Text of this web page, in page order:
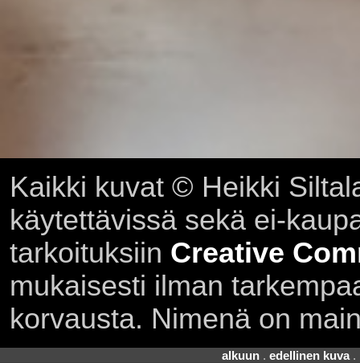
Kaikki kuvat © Heikki
käytettävissä sekä ei-
tarkoituksiin Creative
mukaisesti ilman
korvausta. Nimenä on
alkuun. edellinen kuva.